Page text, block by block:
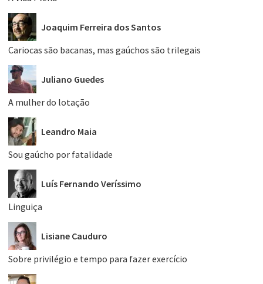
Joaquim Ferreira dos Santos
Cariocas são bacanas, mas gaúchos são trilegais
Juliano Guedes
A mulher do lotação
Leandro Maia
Sou gaúcho por fatalidade
Luís Fernando Veríssimo
Linguiça
Lisiane Cauduro
Sobre privilégio e tempo para fazer exercício